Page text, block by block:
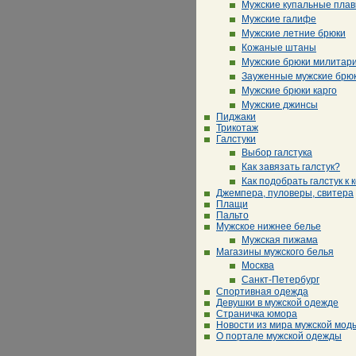
Мужские купальные
Мужские галифе
Мужские летние брюки
Кожаные штаны
Мужские брюки милитари
Зауженные мужские
Мужские брюки карго
Мужские джинсы
Пиджаки
Трикотаж
Галстуки
Выбор галстука
Как завязать галстук?
Как подобрать галстук к
Джемпера, пуловеры, свитера
Плащи
Пальто
Мужское нижнее белье
Мужская пижама
Магазины мужского белья
Москва
Санкт-Петербург
Спортивная одежда
Девушки в мужской одежде
Страничка юмора
Новости из мира мужской
О портале мужской одежды